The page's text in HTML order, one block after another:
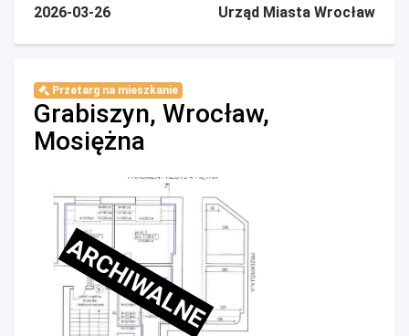
2026-03-26
Urząd Miasta Wrocław
Przetarg na mieszkanie
Grabiszyn, Wrocław,
Mosiężna
ARCHIWALNE